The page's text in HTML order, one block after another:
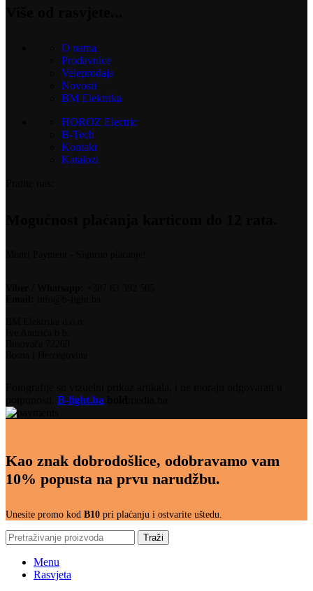
O nama
Prodavnice
Veleprodaja
Novosti
BM Elektrika
HOROZ Electric
B-Tech
Kontakt
Katalozi
B-light.ba
Kao znak dobrodošlice, odobravamo vam
10% popusta na prvu narudžbu.
Unesite promo kod B10 pri plaćanju i ostvarite uštedu.
Traži
Menu
Rasvjeta